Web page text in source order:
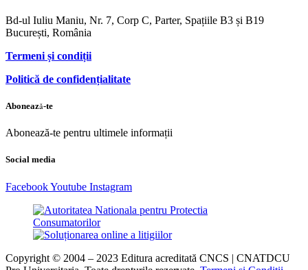
Bd-ul Iuliu Maniu, Nr. 7, Corp C, Parter, Spațiile B3 și B19
București, România
Termeni și condiții
Politică de confidențialitate
Abonează-te
Abonează-te pentru ultimele informații
Social media
FacebookYoutube Instagram
Copyright © 2004 – 2023 Editura acreditată CNCS | CNATDCU